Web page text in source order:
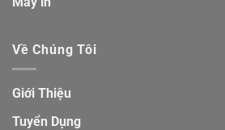
Về Chúng Tôi
Giới Thiệu
Tuyển Dụng